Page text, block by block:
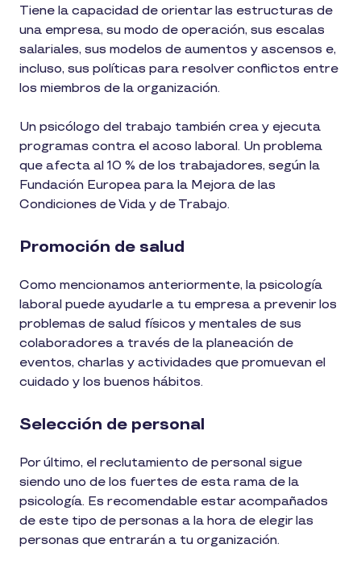
Tiene la capacidad de orientar las estructuras de
una empresa, su modo de operación, sus escalas
salariales, sus modelos de aumentos y ascensos e,
incluso, sus políticas para resolver conflictos entre
los miembros de la organización.
Un psicólogo del trabajo también crea y ejecuta
programas contra el acoso laboral. Un problema
que afecta al 10 % de los trabajadores, según la
Fundación Europea para la Mejora de las
Condiciones de Vida y de Trabajo.
Promoción de salud
Como mencionamos anteriormente, la psicología
laboral puede ayudarle a tu empresa a prevenir los
problemas de salud físicos y mentales de sus
colaboradores a través de la planeación de
eventos, charlas y actividades que promuevan el
cuidado y los buenos hábitos.
Selección de personal
Por último, el reclutamiento de personal sigue
siendo uno de los fuertes de esta rama de la
psicología. Es recomendable estar acompañados
de este tipo de personas a la hora de elegir las
personas que entrarán a tu organización.